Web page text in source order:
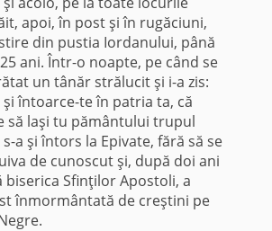
apoi, în post şi în rugăciuni,
din pustia Iordanului, până
ani. Într-o noapte, pe când se
un tânăr strălucit şi i-a zis:
şi întoarce-te în patria ta, că
să laşi tu pământului trupul
s-a şi întors la Epivate, fără să se
de cunoscut şi, după doi ani
biserica Sfinţilor Apostoli, a
înmormântată de creştini pe